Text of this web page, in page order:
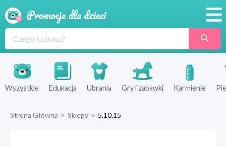
Produkty
Sklepy
Wszystkie Edukacja Ubrania Gry i zabawki Karmienie
Strona Główna > Sklepy > 5.10.15